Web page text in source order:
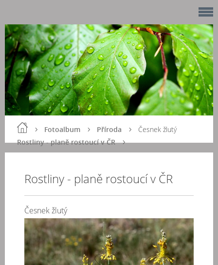
Fotoalbum
Příroda
Rostliny - planě rostoucí v ČR
Česnek žlutý
Rostliny - planě rostoucí v ČR
Česnek žlutý